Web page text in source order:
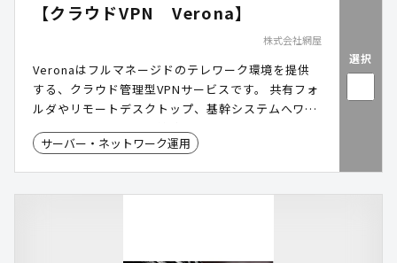
【クラウドVPN Verona】
株式会社網屋
Veronaはフルマネージドのテレワーク環境を提供
する、クラウド管理型VPNサービスです。 共有フォ
ルダやリモートデスクトップ、基幹システムへワン
クリックでセキュアに接続できます。
サーバー・ネットワーク運用
選択